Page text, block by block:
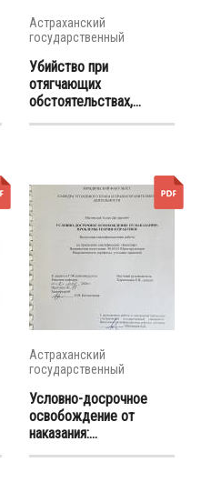
Астраханский
государственный
Убийство при
отягчающих
обстоятельствах,...
Астраханский
государственный
Условно-досрочное
освобождение от
наказания:...